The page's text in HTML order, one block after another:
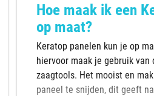
Hoe maak ik een
op maat?
Keratop panelen kun je op
hiervoor maak je gebruik van
zaagtools. Het mooist en
paneel te snijden, dit geeft